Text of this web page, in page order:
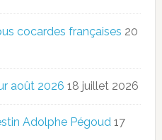
cocardes françaises 20
août 2026 18 juillet 2026
Adolphe Pégoud 17